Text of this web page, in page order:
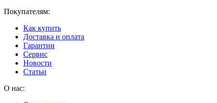
Покупателям:
Как купить
Доставка и оплата
Гарантии
Сервис
Новости
Статьи
О нас: